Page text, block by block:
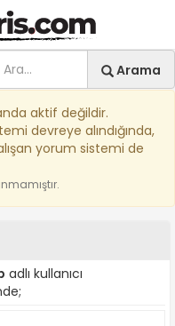
Ara
Arama
|
aktif değildir.
devreye alındığında,
yorum sistemi de
adlı kullanıcı